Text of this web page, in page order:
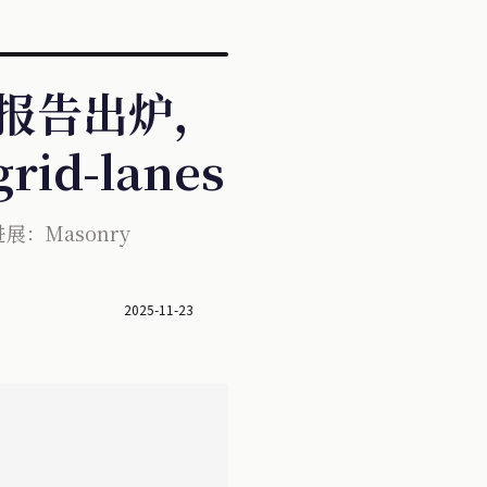
出炉，
lanes
展：Masonry
2025-11-23